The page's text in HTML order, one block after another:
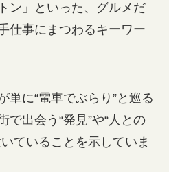
ン」といった、グルメだ
仕事にまつわるキーワー
単に“電車でぶらり”と巡る
で出会う“発見”や“人との
ていることを示していま